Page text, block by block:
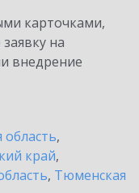
карточками,
на
внедрение
область,
край,
, Тюменская